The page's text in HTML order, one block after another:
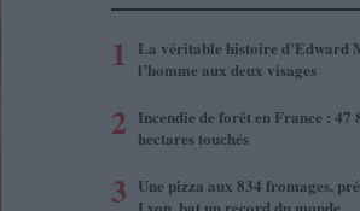
1
La véritable histoire d’Edward
l’homme aux deux visages
2 Incendie de forêt en France : 47
hectares touchés
3 Une pizza aux 834 fromages,